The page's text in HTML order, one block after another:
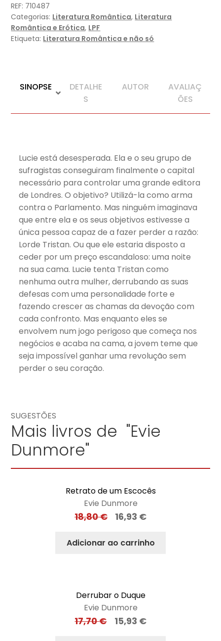
REF: 710487
Categorias: Literatura Romântica, Literatura
Romântica e Erótica, LPF
Etiqueta: Literatura Romântica e não só
SINOPSE
DETALHE
S
AUTOR
AVALIAÇ
ÕES
Lucie está desesperada. Ela e o seu grupo de
sufragistas conseguiram finalmente o capital
necessário para controlar uma grande editora
de Londres. O objetivo? Utilizá-la como arma
contra o Parlamento. Mas ninguém imaginava
que entre ela e os seus objetivos estivesse a
única pessoa capaz de a fazer perder a razão:
Lorde Tristan. Ou que ele estaria disposto a
ceder por um preço escandaloso: uma noite
na sua cama. Lucie tenta Tristan como
nenhuma outra mulher, derrubando as suas
defesas com uma personalidade forte e
fazendo crescer as chamas da devoção com
cada confronto. Mas enquanto eles se
envolvem num jogo perigoso que começa nos
negócios e acaba na cama, a jovem teme que
seja impossível ganhar uma revolução sem
perder o seu coração.
SUGESTÕES
Mais livros de "Evie
Dunmore"
Retrato de um Escocês
Evie Dunmore
18,80€ 16,93 €
Adicionar ao carrinho
Derrubar o Duque
Evie Dunmore
17,70€ 15,93 €